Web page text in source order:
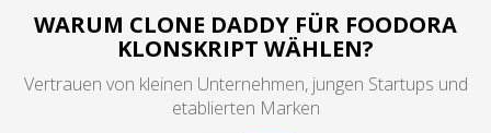
WARUM CLONE DADDY FÜR FOODORA
KLONSKRIPT WÄHLEN?
Vertrauen von kleinen Unternehmen, jungen Startups und
etablierten Marken